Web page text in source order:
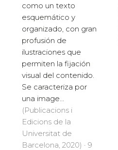
como un texto
esquemático y
organizado, con gran
profusión de
ilustraciones que
permiten la fijación
visual del contenido.
Se caracteriza por
una image...
(Publicacions i
Edicions de la
Universitat de
Barcelona, 2020) · 9